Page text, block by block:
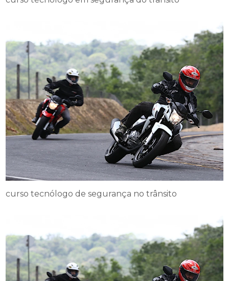
curso tecnólogo de segurança no trânsito